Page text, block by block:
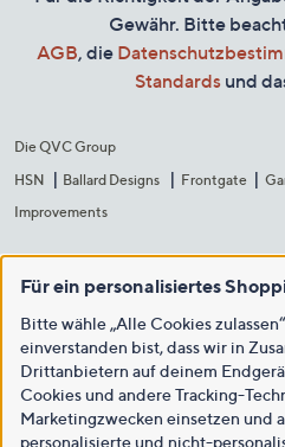
Gewähr. Bitte
AGB, die
Standards und
Die QVC Group
HSN
Ballard Designs Frontgate
Improvements
Für ein personalisiertes
Bitte wähle „Alle Cookies
einverstanden bist, dass wir in
Drittanbietern auf deinem
Cookies und andere Tracking-
Marketingzwecken einsetzen und
personalisierte und nicht-